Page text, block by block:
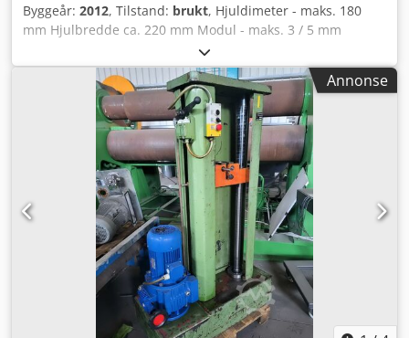
Byggeår: 2012, Tilstand: brukt, Hjuldimeter - maks. 180
mm Hjulbredde ca. 220 mm Modul - maks. 3 / 5 mm
Styring Siemens 840D sl Maks. radialhastighet 5000
mm/min Emnediameter - maks. 180 mm Bordets
rotasjonshastighet 800 o/min Borddiameter 145 mm Aksial
bevegelse 250 mm Aksial bevegelse 300 mm Maks.
spennkraft 13 kN Svingbar +/- 45° Driftseffekt 23 kW
Dsdpfjymf Dasx Aqvsck Hastighet 6000 o/min
Verktøydiameter maks. 90 mm Verktøyoppspeningslengde
maks. 211 mm Modul snekkehøvling maks. 3 Modul
profilfresemaskin maks. 5 Tangentiell hastighet maks. 7500
mm/min Maskinvekt ca. 9,5 t Plassbehov ca. 4,5 x 3,5 x 2,7
m Utstyr / Tilbehør: - Maskinen er utstyrt for tørr fresing. -
Emnemagasin - Parallellgriper: - Emnevekt formsluttet
maks. 15 kg - Emnelengde maks. 400 mm
Annonse